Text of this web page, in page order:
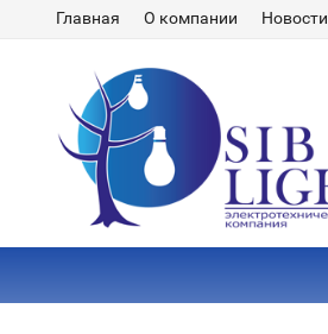
Главная О компании Новости